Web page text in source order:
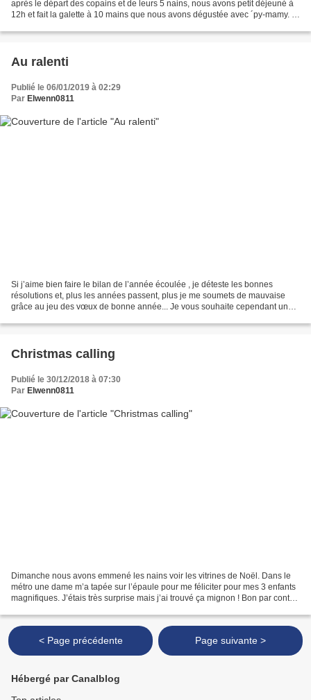
après le départ des copains et de leurs 5 nains, nous avons petit déjeuné à
12h et fait la galette à 10 mains que nous avons dégustée avec ´py-mamy. Il
Au ralenti
Publié le 06/01/2019 à 02:29
Par Elwenn0811
Si j’aime bien faire le bilan de l’année écoulée , je déteste les bonnes
résolutions et, plus les années passent, plus je me soumets de mauvaise
grâce au jeu des vœux de bonne année... Je vous souhaite cependant une
Christmas calling
Publié le 30/12/2018 à 07:30
Par Elwenn0811
Dimanche nous avons emmené les nains voir les vitrines de Noël. Dans le
métro une dame m’a tapée sur l’épaule pour me féliciter pour mes 3 enfants
magnifiques. J’étais très surprise mais j’ai trouvé ça mignon ! Bon par contre
< Page précédente Page suivante >
Hébergé par Canalblog